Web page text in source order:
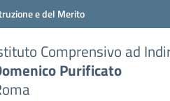
e del Merito
Comprensivo ad
Purificato